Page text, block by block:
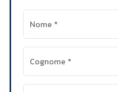
Nome *
Cognome *